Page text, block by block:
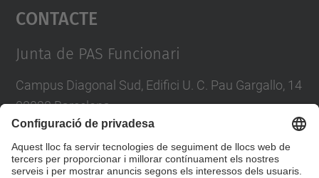
powered by
Contacte
Junta de PAS Funcionari
Campus Diagonal Sud, Edifici U. C. Pau Gargallo, 14
08028 Barcelona
E-mail :junta.pasf@upc.edu